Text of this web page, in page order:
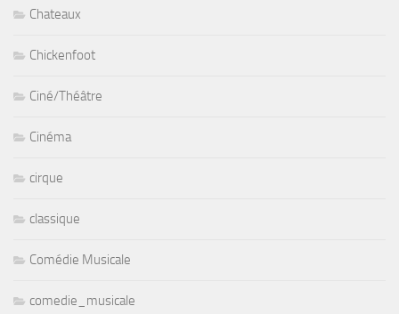
Chateaux
Chickenfoot
Ciné/Théâtre
Cinéma
cirque
classique
Comédie Musicale
comedie_musicale